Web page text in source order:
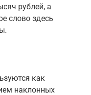
рублей, а
слово здесь
как
наклонных